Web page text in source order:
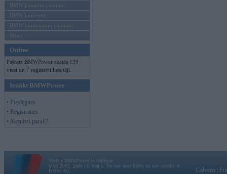
BMW pasaules jaunumi
BMW koncepti
BMW konkurentu jaunumi
Moto
Online
Pašreiz BMWPower skatās 139
viesi un 7 reģistrēti lietotāji.
Ienākt BMWPower
• Pieslēgties
• Reģistrēties
• Aizmirsi paroli?
Vortāls BMWPower.lv darbojas
kopš 2002. gada 14. maija. Tas nav auto klubs un nav saistīts ar
BMW AG.
Galvena